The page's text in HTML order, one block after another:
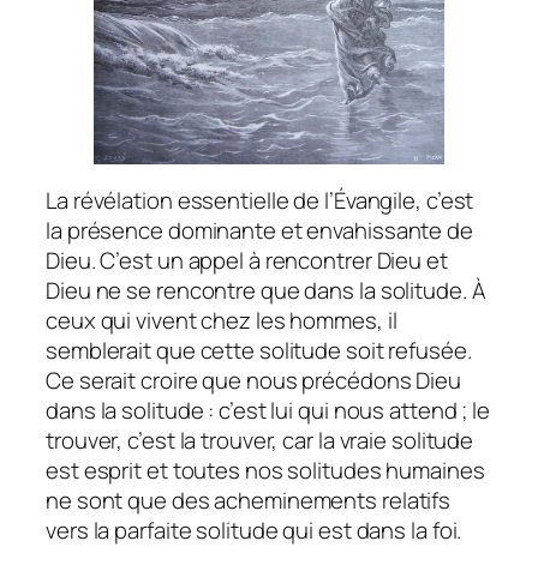
La révélation essentielle de l’Évangile, c’est
la présence dominante et envahissante de
Dieu. C’est un appel à rencontrer Dieu et
Dieu ne se rencontre que dans la solitude. À
ceux qui vivent chez les hommes, il
semblerait que cette solitude soit refusée.
Ce serait croire que nous précédons Dieu
dans la solitude : c’est lui qui nous attend ; le
trouver, c’est la trouver, car la vraie solitude
est esprit et toutes nos solitudes humaines
ne sont que des acheminements relatifs
vers la parfaite solitude qui est dans la foi.